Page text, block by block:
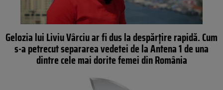
Gelozia lui Liviu Vârciu ar fi dus la despărțire rapidă. Cum
s-a petrecut separarea vedetei de la Antena 1 de una
dintre cele mai dorite femei din România